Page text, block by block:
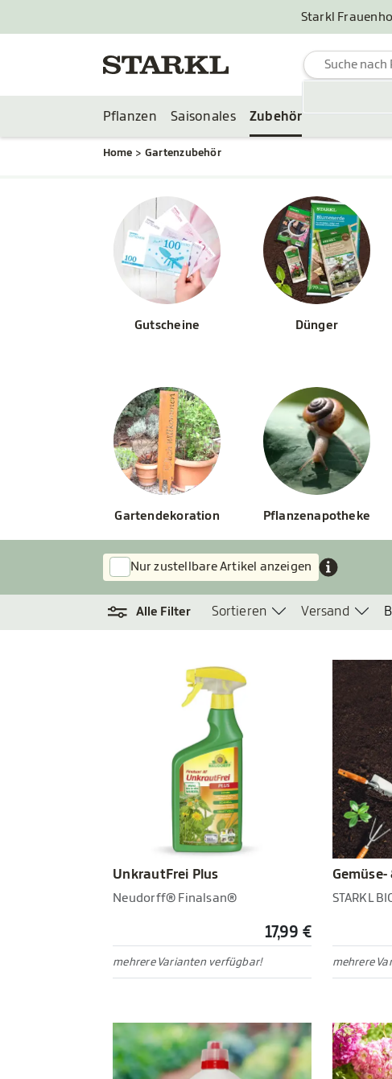
Starkl
Pflanzen Saisonales Zubehör
Home Gartenzubehör
Gutscheine Dünger
Gartendekoration Pflanzenapotheke
Nur zustellbare Artikel anzeigen
Alle Filter Sortieren Versand
UnkrautFrei Plus
Neudorff® Finalsan®
17,99 €
mehrere Varianten verfügbar!
STARKL
mehrere